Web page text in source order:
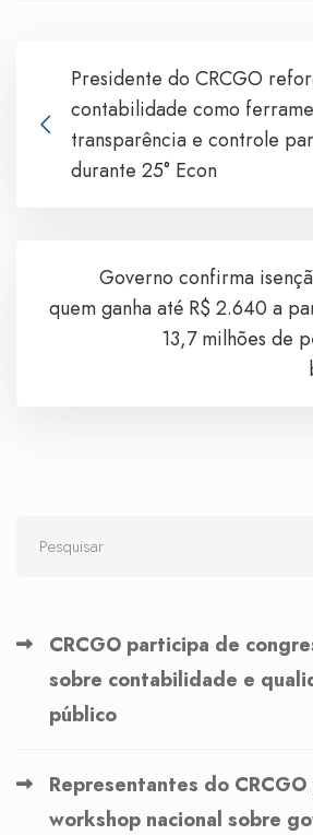
Presidente do CRCGO
contabilidade como
transparência e controle
durante 25° Econ
Governo confirma
quem ganha até R$ 2.640 a
13,7 milhões de
CRCGO participa de
sobre contabilidade e
público
Representantes do
workshop nacional sobre